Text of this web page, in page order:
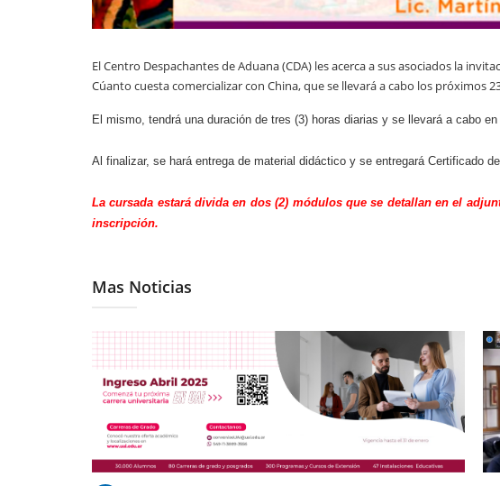
El Centro Despachantes de Aduana (CDA) les acerca a sus asociados la
Cúanto cuesta comercializar con China, que se llevará a cabo los próximos
El mismo, tendrá una duración de tres (3) horas diarias y se llevará a cabo
Al finalizar, se hará entrega de material didáctico y se entregará Certificado
La cursada estará divida en dos (2) módulos que se detallan en el
inscripción.
Mas Noticias
14/01/2025